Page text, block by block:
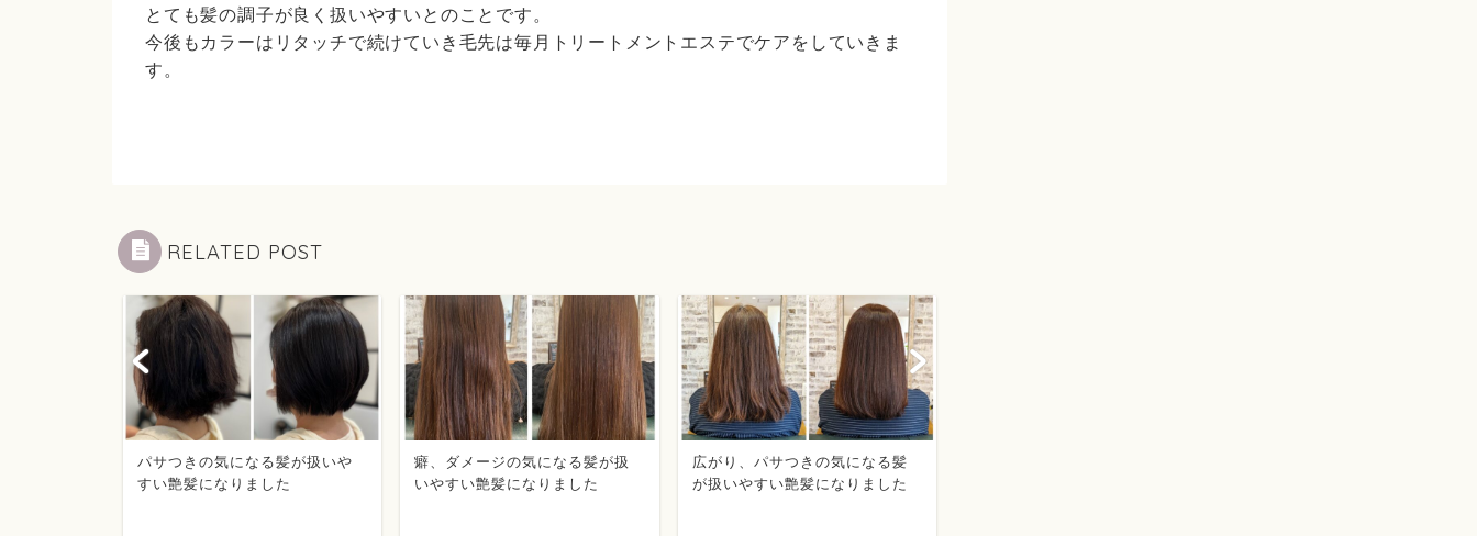
とても髪の調子が良く扱いやすいとのことです。
今後もカラーはリタッチで続けていき毛先は毎月トリートメントエステでケアをしていきま
す。
RELATED POST
パサつきの気になる髪が扱いや
すい艶髪になりました
癖、ダメージの気になる髪が扱
いやすい艶髪になりました
広がり、パサつきの気になる髪
が扱いやすい艶髪になりました